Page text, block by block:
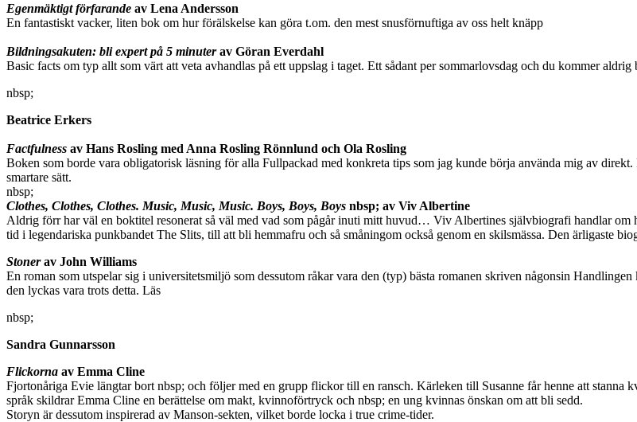
Egenmäktigt förfarande av Lena Andersson
En fantastiskt vacker, liten bok om hur förälskelse kan göra t.om. den mest snusförnuftiga av oss helt knäpp
Bildningsakuten: bli expert på 5 minuterav Göran Everdahl
Basic facts om typ allt som värt att veta avhandlas på ett uppslag i taget. Ett sådant per sommarlovsdag och du kommer aldrig
nbsp;
Beatrice Erkers
Factfulness av Hans Rosling med Anna Rosling Rönnlund och Ola Rosling
Boken som borde vara obligatorisk läsning för alla Fullpackad med konkreta tips som jag kunde börja använda mig av
smartare sätt.
nbsp;
Clothes, Clothes, Clothes. Music, Music, Music. Boys, Boys, Boys nbsp; av Viv Albertine
Aldrig förr har väl en boktitel resonerat så väl med vad som pågår inuti mitt huvud… Viv Albertines självbiografi handlar om
tid i legendariska punkbandet The Slits, till att bli hemmafru och så småningom också genom en skilsmässa. Den ärligaste
Stonerav John Williams
En roman som utspelar sig i universitetsmiljö som dessutom råkar vara den (typ) bästa romanen skriven någonsin
den lyckas vara trots detta. Läs
nbsp;
Sandra Gunnarsson
Flickorna av Emma Cline
Fjortonåriga Evie längtar bort nbsp; och följer med en grupp flickor till en ransch. Kärleken till Susanne får henne att stanna
språk skildrar Emma Cline en berättelse om makt, kvinnoförtryck och nbsp; en ung kvinnas önskan om att bli sedd.
Storyn är dessutom inspirerad av Manson-sekten, vilket borde locka i true crime-tider.